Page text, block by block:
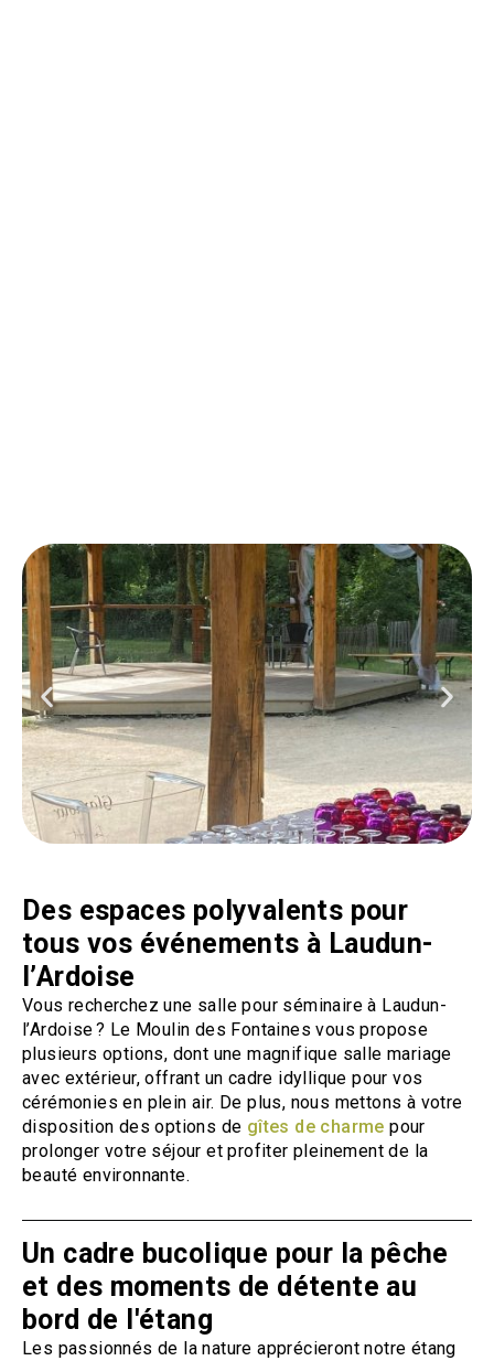
Des espaces polyvalents pour
tous vos événements à Laudun-
l’Ardoise
Vous recherchez une salle pour séminaire à Laudun-
l’Ardoise ? Le Moulin des Fontaines vous propose
plusieurs options, dont une magnifique salle mariage
avec extérieur, offrant un cadre idyllique pour vos
cérémonies en plein air. De plus, nous mettons à votre
disposition des options de gîtes de charme pour
prolonger votre séjour et profiter pleinement de la
beauté environnante.
Un cadre bucolique pour la pêche
et des moments de détente au
bord de l'étang
Les passionnés de la nature apprécieront notre étang